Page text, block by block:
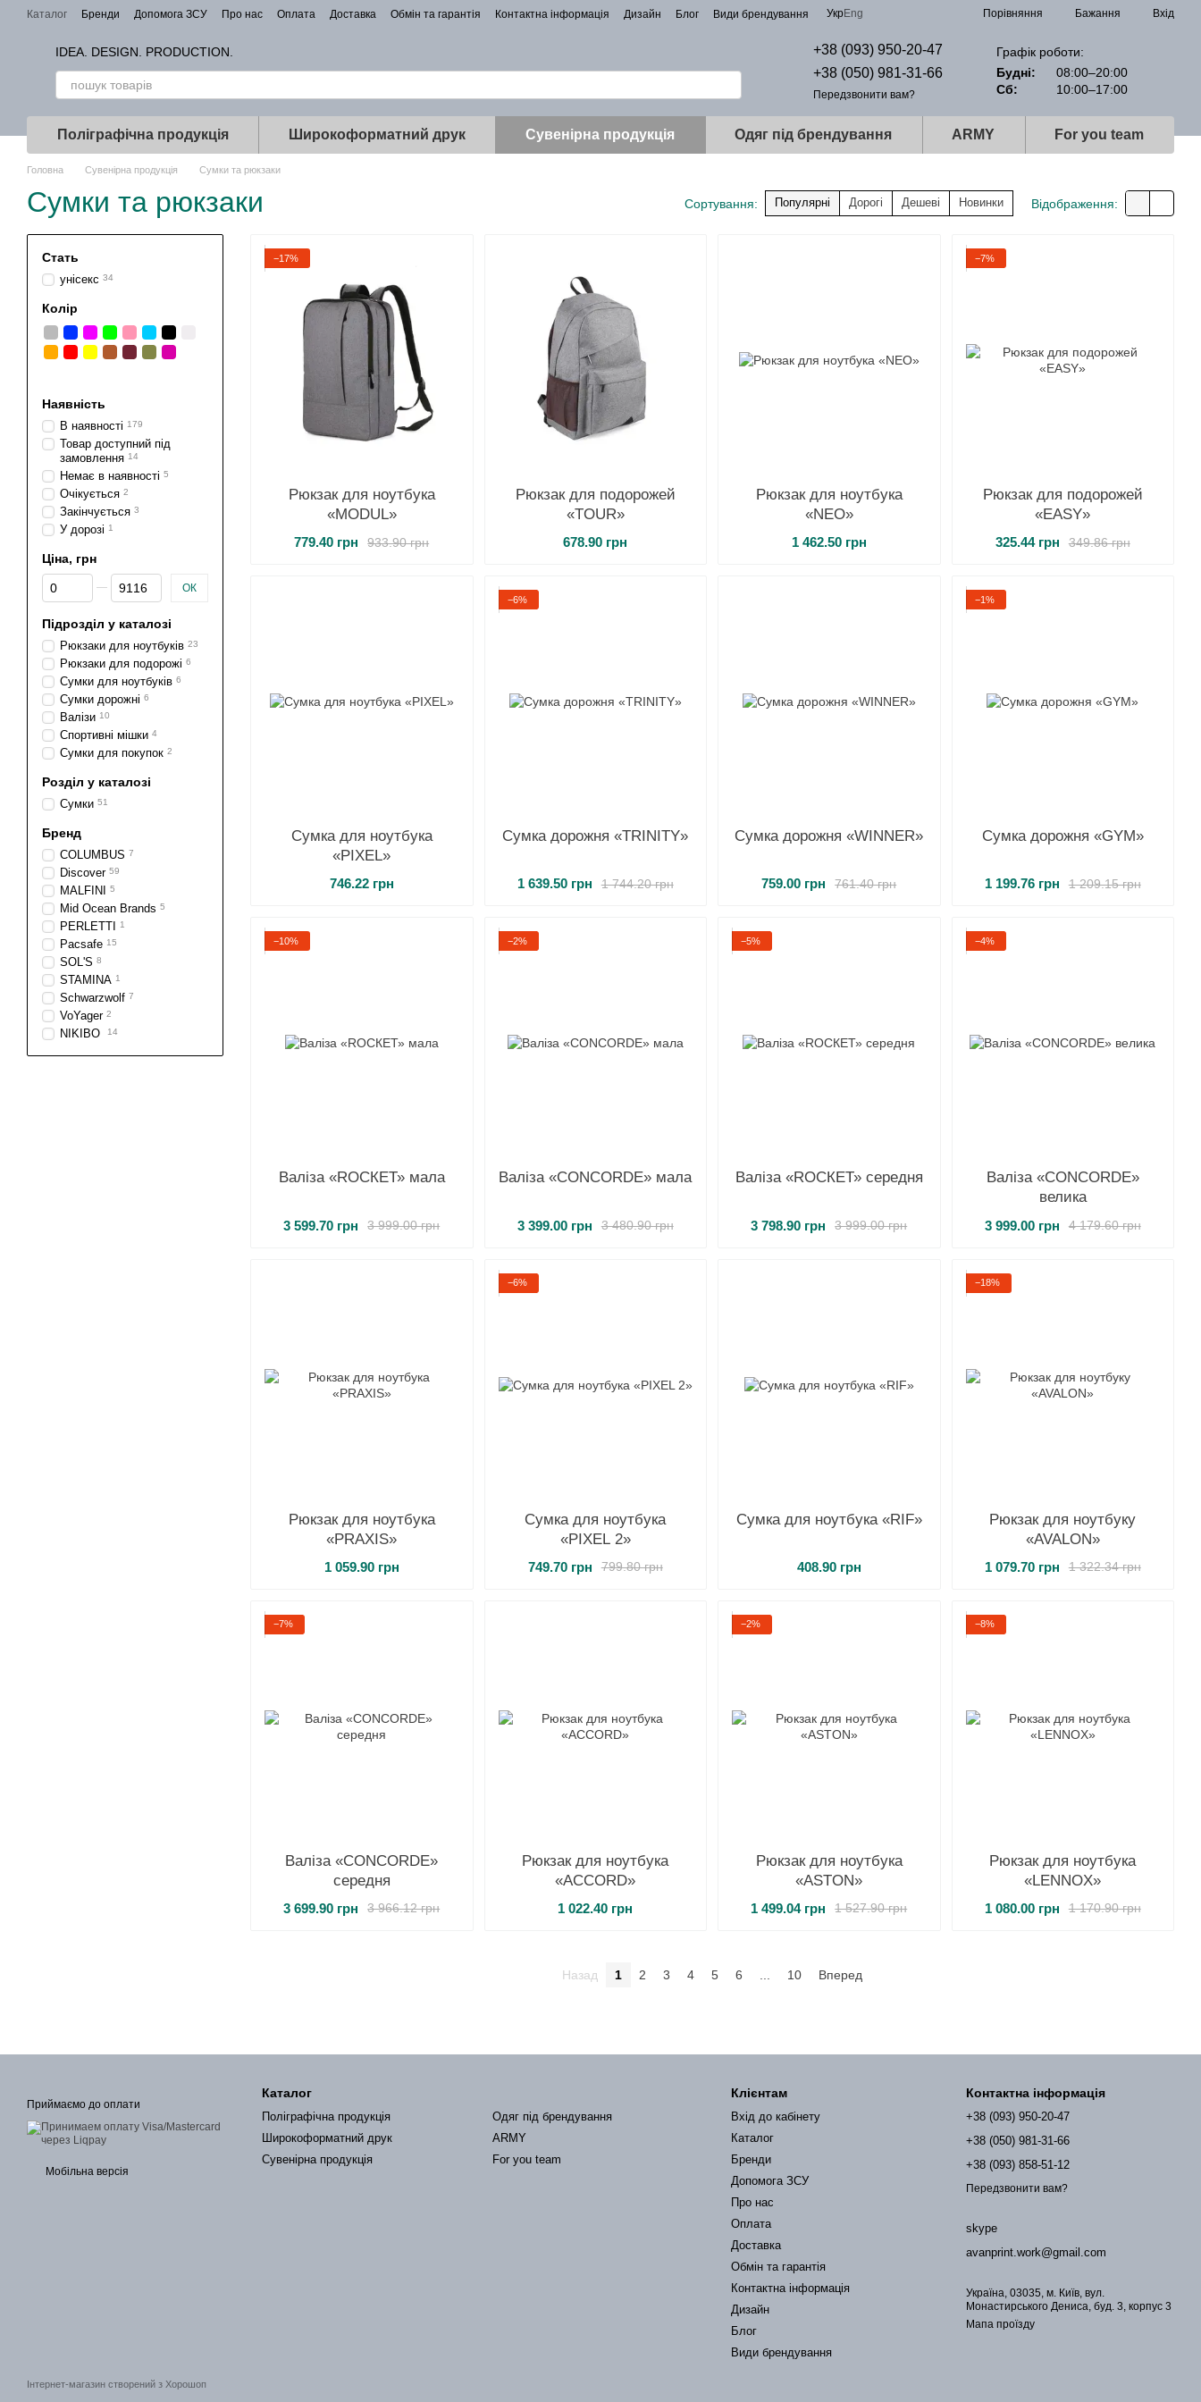
Перейти до основного контенту
Каталог Бренди Допомога ЗСУ Про нас Оплата Доставка Обмін та гарантія Контактна інформація Дизайн Блог Види брендування УкрEng Порівняння Бажання Вхід
IDEA. DESIGN. PRODUCTION.
+38 (093) 950-20-47
+38 (050) 981-31-66
Передзвонити вам?
Графік роботи:
Будні:
08:00–20:00
Сб:
10:00–17:00
Поліграфічна продукція Широкоформатний друк Сувенірна продукція Одяг під брендування ARMY For you team
Головна Сувенірна продукція Сумки та рюкзаки
Сумки та рюкзаки Сортування: Популярні Дорогі Дешеві Новинки Відображення:
−17%
Рюкзак для ноутбука
«MODUL»
933.90 грн
779.40 грн
Рюкзак для подорожей
«TOUR»
678.90 грн
Рюкзак для ноутбука
«NEO»
1 462.50 грн
−7%
Рюкзак для подорожей
«EASY»
349.86 грн
325.44 грн
Сумка для ноутбука
«PIXEL»
746.22 грн
−6%
Сумка дорожня «TRINITY»
1 744.20 грн
1 639.50 грн
Сумка дорожня «WINNER»
761.40 грн
759.00 грн
−1%
Сумка дорожня «GYM»
1 209.15 грн
1 199.76 грн
−10%
Валіза «ROCКEТ» мала
3 999.00 грн
3 599.70 грн
−2%
Валіза «CONCORDE» мала
3 480.90 грн
3 399.00 грн
−5%
Валіза «ROCКEТ» середня
3 999.00 грн
3 798.90 грн
−4%
Валіза «CONCORDE»
велика
4 179.60 грн
3 999.00 грн
Рюкзак для ноутбука
«PRAXIS»
1 059.90 грн
−6%
Сумка для ноутбука
«PIXEL 2»
799.80 грн
749.70 грн
Сумка для ноутбука «RIF»
408.90 грн
−18%
Рюкзак для ноутбуку
«AVALON»
1 322.34 грн
1 079.70 грн
−7%
Валіза «CONCORDE»
середня
3 966.12 грн
3 699.90 грн
Рюкзак для ноутбука
«ACCORD»
1 022.40 грн
−2%
Рюкзак для ноутбука
«ASTON»
1 527.90 грн
1 499.04 грн
−8%
Рюкзак для ноутбука
«LENNOX»
1 170.90 грн
1 080.00 грн
Назад 1 2 3 4 5 6 10 Вперед
Стать
унісекс 34
Колір
Наявність
В наявності 179
Товар доступний під
замовлення 14
Немає в наявності 5
Очікується 2
Закінчується 3
У дорозі 1
Ціна, грн
Від Ціна, грн
До Ціна, грн ОК
Підрозділ у каталозі
Рюкзаки для ноутбуків 23
Рюкзаки для подорожі 6
Сумки для ноутбуків 6
Сумки дорожні 6
Валізи 10
Спортивні мішки 4
Сумки для покупок 2
Розділ у каталозі
Сумки 51
Бренд
COLUMBUS 7
Discover 59
MALFINI 5
Mid Ocean Brands 5
PERLETTI 1
Pacsafe 15
SOL'S 8
STAMINA 1
Schwarzwolf 7
VoYager 2
NIKIBO 14
Приймаємо до оплати
Мобільна версія
Інтернет-магазин створений з Хорошоп
Каталог
Поліграфічна продукція
Широкоформатний друк
Сувенірна продукція
Одяг під брендування
ARMY
For you team
Клієнтам
Вхід до кабінету
Каталог
Бренди
Допомога ЗСУ
Про нас
Оплата
Доставка
Обмін та гарантія
Контактна інформація
Дизайн
Блог
Види брендування
Контактна інформація
+38 (093) 950-20-47
+38 (050) 981-31-66
+38 (093) 858-51-12
Передзвонити вам?
skype
avanprint.work@gmail.com
Україна, 03035, м. Київ, вул.
Монастирського Дениса, буд. 3, корпус 3
Мапа проїзду